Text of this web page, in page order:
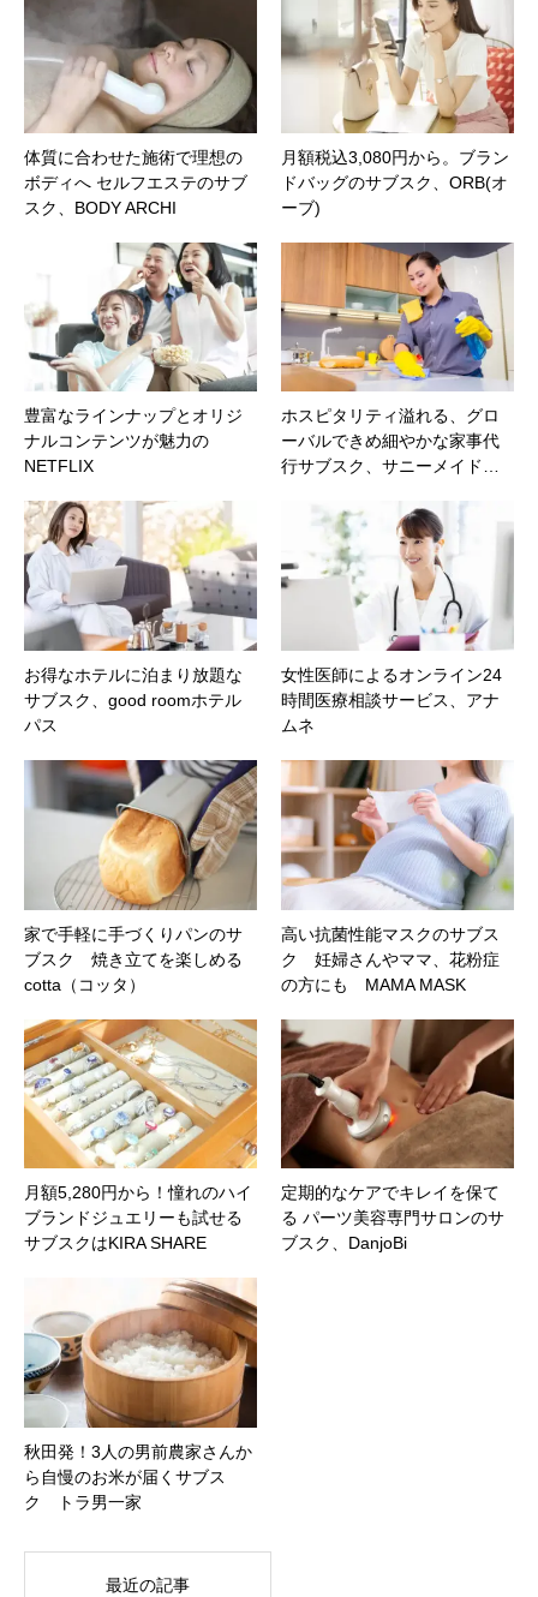
体質に合わせた施術で理想の
ボディへ セルフエステのサブ
スク、BODY ARCHI
月額税込3,080円から。ブラン
ドバッグのサブスク、ORB(オ
ーブ)
豊富なラインナップとオリジ
ナルコンテンツが魅力の
NETFLIX
ホスピタリティ溢れる、グロ
ーバルできめ細やかな家事代
行サブスク、サニーメイド…
お得なホテルに泊まり放題な
サブスク、good roomホテル
パス
女性医師によるオンライン24
時間医療相談サービス、アナ
ムネ
家で手軽に手づくりパンのサ
ブスク 焼き立てを楽しめる
cotta（コッタ）
高い抗菌性能マスクのサブス
ク 妊婦さんやママ、花粉症
の方にも MAMA MASK
月額5,280円から！憧れのハイ
ブランドジュエリーも試せる
サブスクはKIRA SHARE
定期的なケアでキレイを保て
る パーツ美容専門サロンのサ
ブスク、DanjoBi
秋田発！3人の男前農家さんか
ら自慢のお米が届くサブス
ク トラ男一家
最近の記事